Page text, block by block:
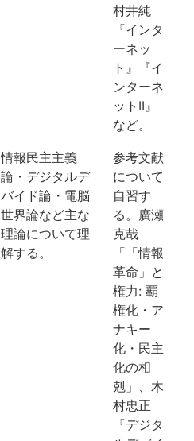
村井純
『インタ
ーネッ
ト』『イ
ンターネ
ットII』
など。
情報民主主義
論・デジタルデ
バイド論・電脳
世界論など主な
理論について理
解する。
参考文献
について
自習す
る。廣瀬
克哉
「「情報
革命」と
権力: 覇
権化・ア
ナキー
化・民主
化の相
剋」、木
村忠正
『デジタ